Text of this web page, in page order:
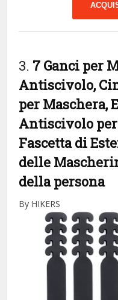
3. 7 Ganci per
Antiscivolo,
per Maschera,
Antiscivolo
Fascetta di
delle
della persona
By HIKERS